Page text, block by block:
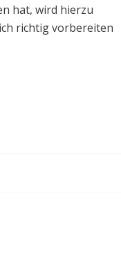
hat, wird hierzu
richtig vorbereiten